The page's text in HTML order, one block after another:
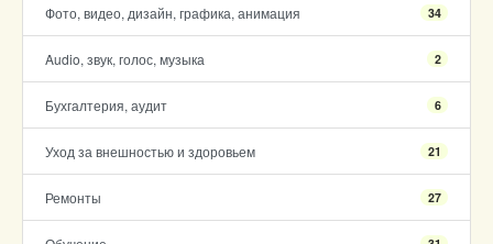
Фото, видео, дизайн, графика, анимация 34
Audio, звук, голос, музыка 2
Бухгалтерия, аудит 6
Уход за внешностью и здоровьем 21
Ремонты 27